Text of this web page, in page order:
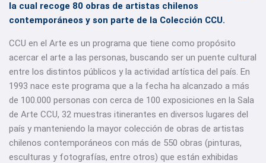
la cual recoge 80 obras de artistas chilenos
contemporáneos y son parte de la Colección CCU.
CCU en el Arte es un programa que tiene como propósito
acercar el arte a las personas, buscando ser un puente cultural
entre los distintos públicos y la actividad artística del país. En
1993 nace este programa que a la fecha ha alcanzado a más
de 100.000 personas con cerca de 100 exposiciones en la Sala
de Arte CCU, 32 muestras itinerantes en diversos lugares del
país y manteniendo la mayor colección de obras de artistas
chilenos contemporáneos con más de 550 obras (pinturas,
esculturas y fotografías, entre otros) que están exhibidas